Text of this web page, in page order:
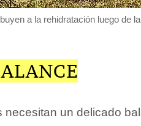
a la rehidratación luego de
necesitan un delicado